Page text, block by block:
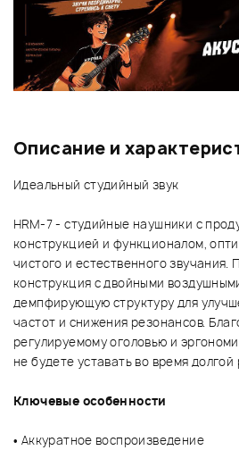
Описание и
Идеальный студийный звук
HRM-7 - студийные наушники с
конструкцией и функционалом,
чистого и естественного звучания.
конструкция с двойными
демпфирующую структуру для
частот и снижения резонансов.
регулируемому оголовью и
не будете уставать во время
Ключевые особенности
• Аккуратное воспроизведение